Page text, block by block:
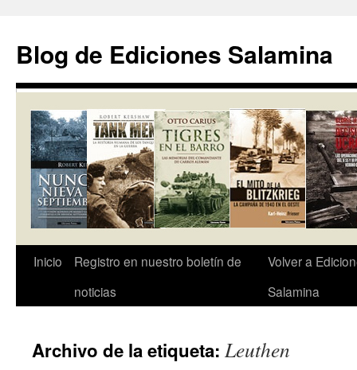
contenido
Blog de Ediciones Salamina
Inicio
Registro en nuestro boletín de
noticias
Volver a
Salamina
Archivo de la etiqueta: Leuthen